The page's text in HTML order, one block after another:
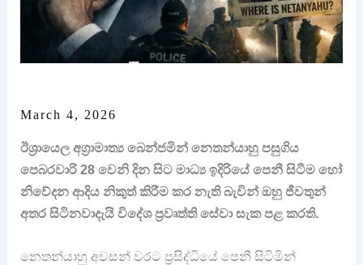
March 4, 2026
ඊශ්‍රායෙල අග්‍රාමාත්‍ය බෙන්ජමින් නෙතන්යාහු පසුගිය
පෙබරවාරි 28 වෙනි දින සිට මාධ්‍ය ඉදිරියේ පෙනී සිටීම හෝ
නිවේදන ආදිය නිකුත් කිරීම කර නැති බැවින් ඔහු ජීවතුන්
අතර සිටිනවාදැයි විදේශ ප්‍රවෘත්ති සේවා සැක පළ කරති.
නෙතන්යාහු අවසන් වරට ප්‍රසිද්ධියේ පෙනී සිටිමින්